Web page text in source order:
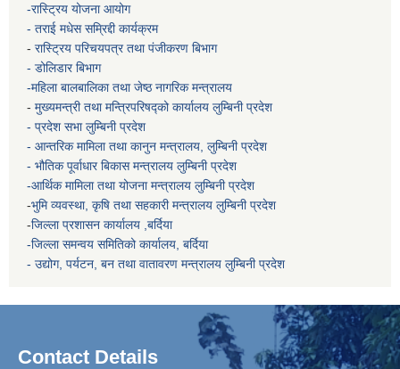
-रास्ट्रिय योजना आयोग
- तराई मधेस सम्रिद्दी कार्यक्रम
- रास्ट्रिय परिचयपत्र तथा पंजीकरण बिभाग
- डोलिडार बिभाग
-महिला बालबालिका तथा जेष्ठ नागरिक मन्त्रालय
- मुख्यमन्त्री तथा मन्त्रिपरिषद्को कार्यालय लुम्बिनी प्रदेश
- प्रदेश सभा लुम्बिनी प्रदेश
- आन्तरिक मामिला तथा कानुन मन्त्रालय, लुम्बिनी प्रदेश
- भौतिक पूर्वाधार बिकास मन्त्रालय लुम्बिनी प्रदेश
-आर्थिक मामिला तथा योजना मन्त्रालय लुम्बिनी प्रदेश
-भुमि व्यवस्था, कृषि तथा सहकारी मन्त्रालय लुम्बिनी प्रदेश
-जिल्ला प्रशासन कार्यालय ,बर्दिया
-जिल्ला समन्वय समितिको कार्यालय, बर्दिया
- उद्योग, पर्यटन, बन तथा वातावरण मन्त्रालय लुम्बिनी प्रदेश
Contact Details